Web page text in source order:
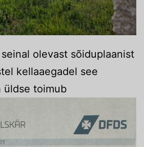
olevast sõiduplaanist
kellaaegadel see
üldse toimub